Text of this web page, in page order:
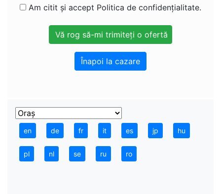
Am citit și accept Politica de confidențialitate.
Înapoi la cazare
en de fr it es jp hu
pl nl se ru ro